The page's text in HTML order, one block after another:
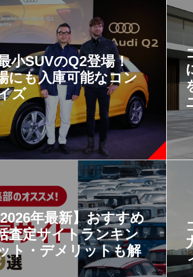
小SUVのQ2登場！
にも入庫可能なコン
ズ
2026年最新】おすすめ
査定サイトランキン
ト・デメリットも解